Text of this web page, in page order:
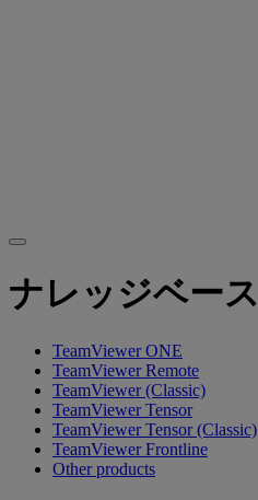
ナレッジベース
TeamViewer ONE
TeamViewer Remote
TeamViewer (Classic)
TeamViewer Tensor
TeamViewer Tensor (Classic)
TeamViewer Frontline
Other products